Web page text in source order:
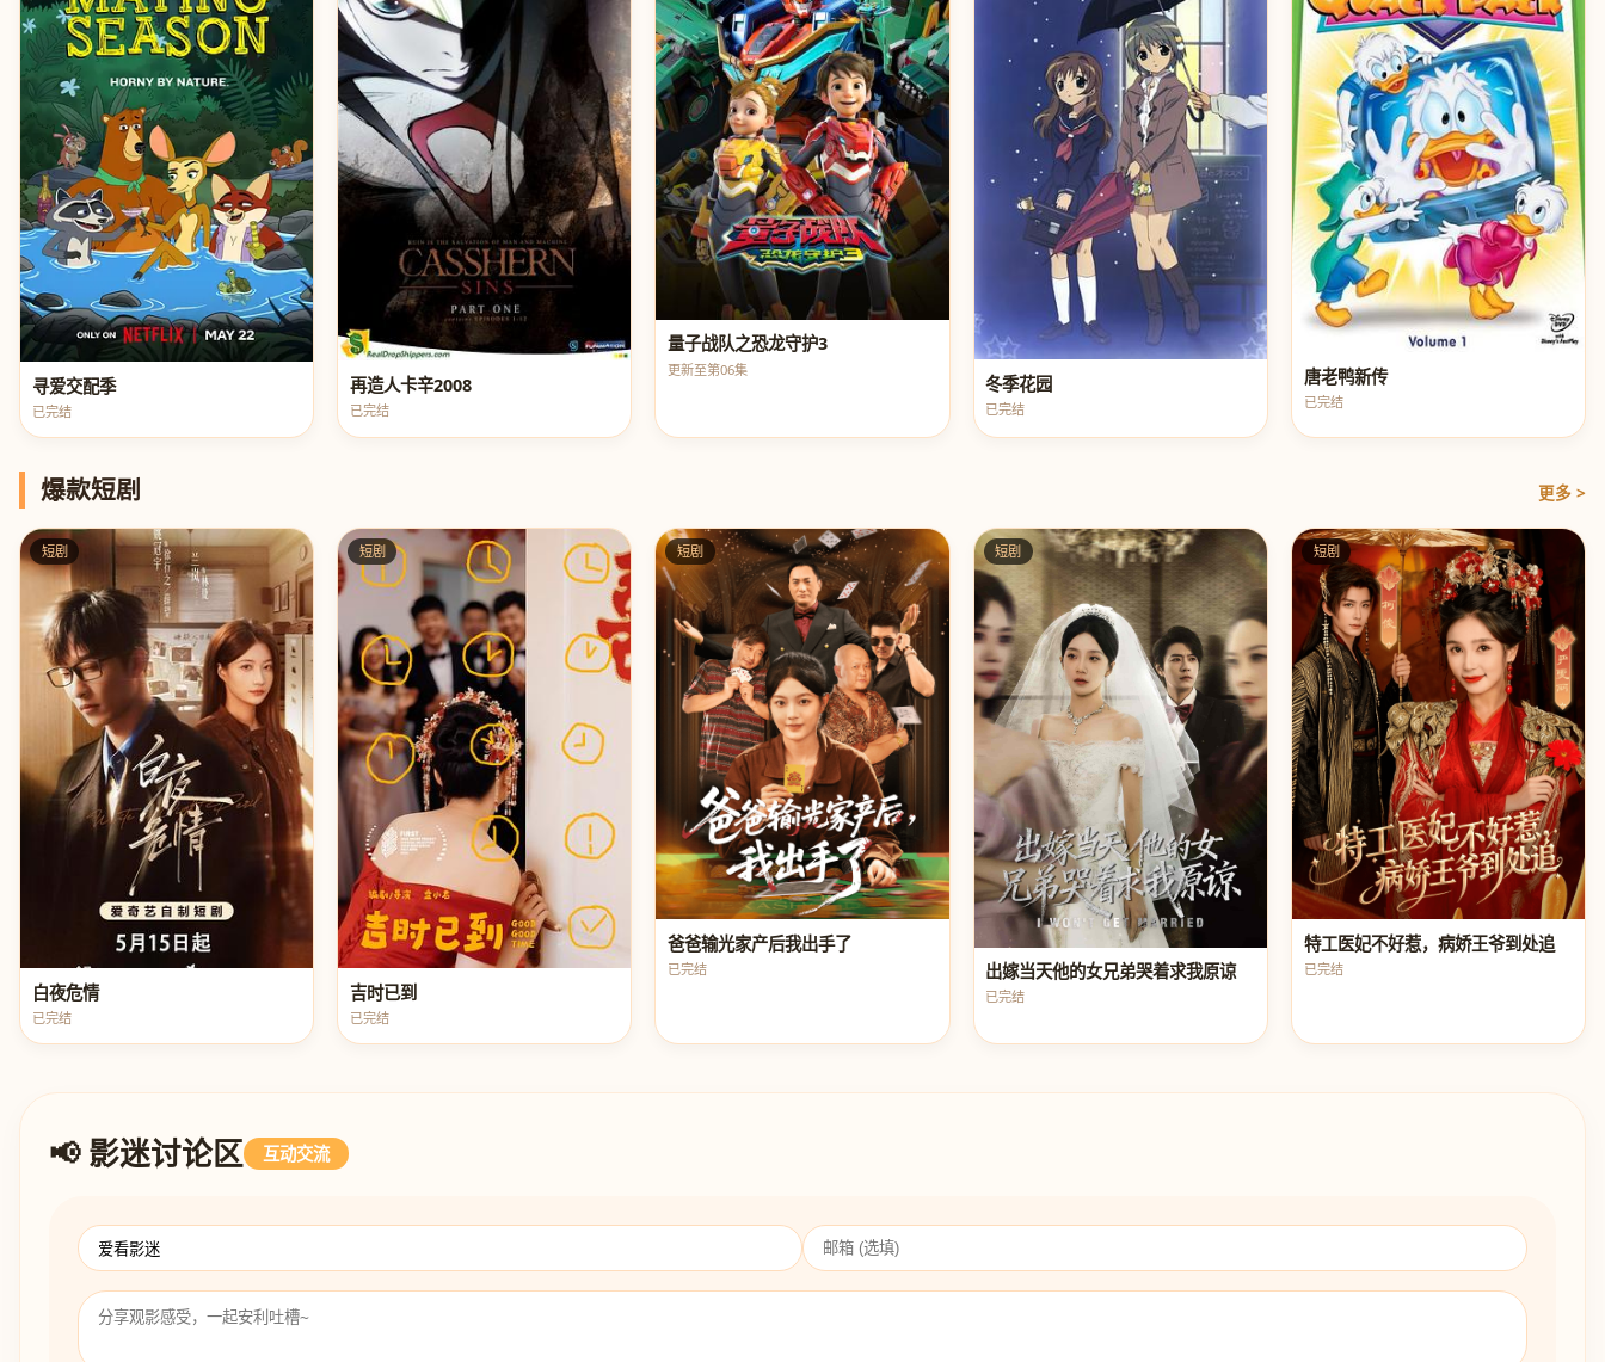
寻爱交配季
已完结
再造人卡辛2008
已完结
量子战队之恐龙守护3
更新至第06集
冬季花园
已完结
唐老鸭新传
已完结
爆款短剧 更多 >
短剧
白夜危情
已完结
短剧
吉时已到
已完结
短剧
爸爸输光家产后我出手了
已完结
短剧
出嫁当天他的女兄弟哭着求我原谅
已完结
短剧
特工医妃不好惹，病娇王爷到处追
已完结
📢 影迷讨论区 互动交流